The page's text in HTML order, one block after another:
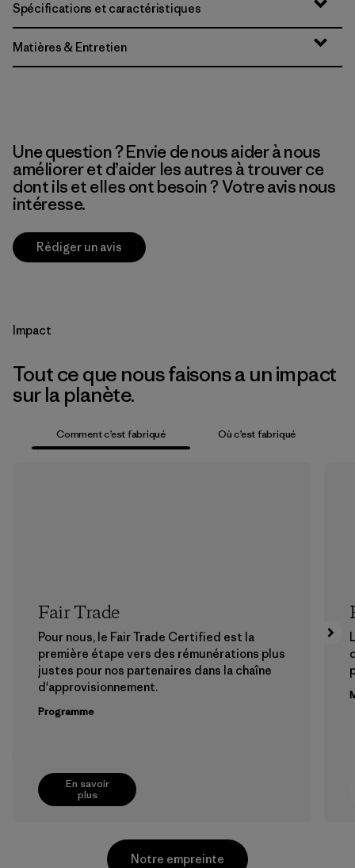
Spécifications et caractéristiques
Matières & Entretien
Une question ? Envie de nous aider à nous
améliorer et d’aider les autres à trouver ce
dont ils et elles ont besoin ? Votre avis nous
intéresse.
Rédiger un avis
Impact
Tout ce que nous faisons a un impact
sur la planète.
Comment c’est fabriqué Où c’est fabriqué
En savoir
plus
Fair Trade
Pour nous, le Fair Trade Certified est la
première étape vers des rémunérations plus
justes pour nos partenaires dans la chaîne
d'approvisionnement.
Programme
Notre empreinte